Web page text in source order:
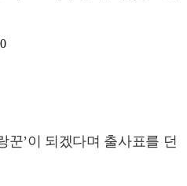
꾼’이 되겠다며 출사표를 던